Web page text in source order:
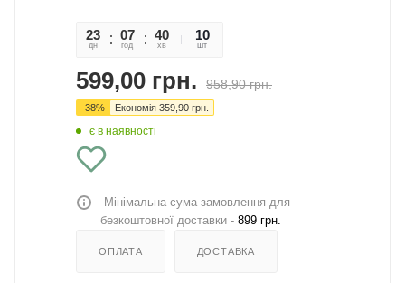
23
дн
07
год
40
хв
47
сек
10
шт
599,00 грн. 958,90грн.
-38% Економія 359,90 грн.
є в наявності
Мінімальна сума замовлення для
безкоштовної доставки - 899 грн.
ОПЛАТА ДОСТАВКА